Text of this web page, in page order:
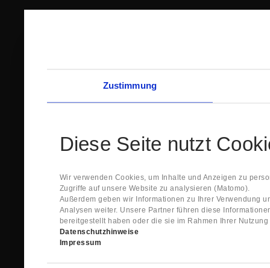
Zustimmung
Diese Seite nutzt
Wir verwenden Cookies, um Inhalte und Anzeigen zu
Zugriffe auf unsere Website zu analysieren (Matomo).
Außerdem geben wir Informationen zu Ihrer Verwendung
Analysen weiter. Unsere Partner führen diese
bereitgestellt haben oder die sie im Rahmen Ihrer
Datenschutzhinweise
Impressum